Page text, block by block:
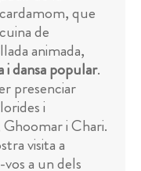
que
de
animada,
i dansa popular.
presenciar
i
i Chari.
visita a
a un dels